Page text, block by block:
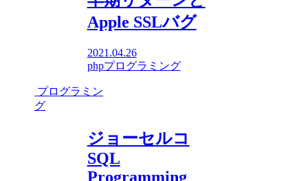
Apple SSLバグ
2021.04.26
phpプログラミング
プログラミン
グ
ジョーセルコ
SQL
Programming